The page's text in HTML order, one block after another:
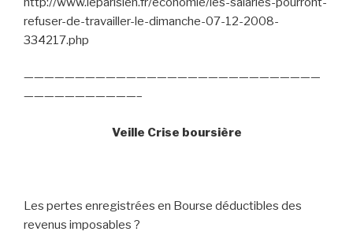
refuser-de-travailler-le-dimanche-07-12-2008-
334217.php
—————————————————————————————
———————————–
Veille Crise boursière
Les pertes enregistrées en Bourse déductibles des
revenus imposables ?